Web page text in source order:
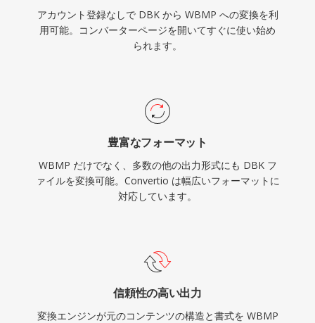
アカウント登録なしで DBK から WBMP への変換を利
用可能。コンバーターページを開いてすぐに使い始め
られます。
豊富なフォーマット
WBMP だけでなく、多数の他の出力形式にも DBK フ
ァイルを変換可能。Convertio は幅広いフォーマットに
対応しています。
信頼性の高い出力
変換エンジンが元のコンテンツの構造と書式を WBMP